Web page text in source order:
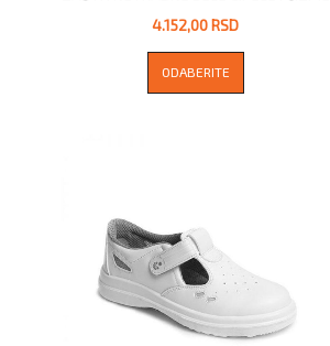
4.152,00 RSD
ODABERITE